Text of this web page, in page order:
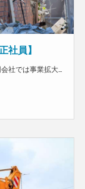
社員】
解体工事作業員、重機オペレーター この度TRC合同会社では事業拡大に向けて解体工・搬出工募集してます！ 解体経験ある方歓迎！！未経験の方は搬出工として、 解体工のステップアップに向けて丁寧に指導します！！ 仕事内容は、建物の内装解体です。 作業自体は単純で、体を使うので大変ですが、 どなたでも取り組める仕事です。 弊社で働く従業員は、とても優しく向上心を持って働いている人が多数います。 また、夢を追いかける社員もいて、皆がそれぞれの夢を持ちながら働いています。 まだまだ成長途中の会社ではありますが、従業員から改善提案なども取り入れながら運営しています。 また、建設業だけでなく飲食店も運営しているので、まかないの福利厚生もあります。